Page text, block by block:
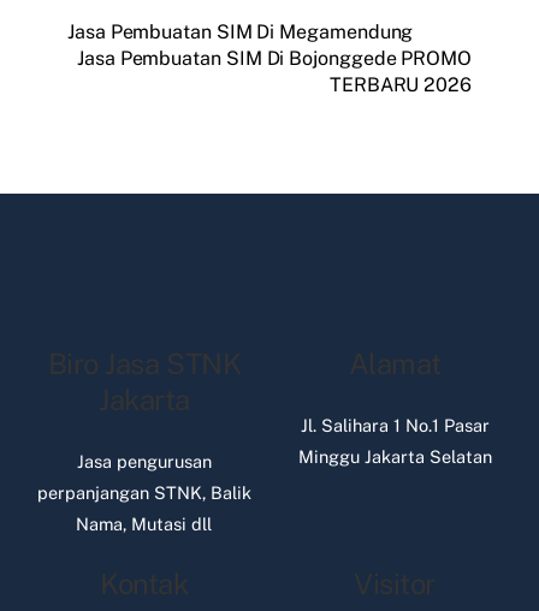
Jasa Pembuatan SIM Di Megamendung
Jasa Pembuatan SIM Di Bojonggede PROMO
TERBARU 2026
Biro Jasa STNK
Jakarta
Jasa pengurusan
perpanjangan STNK, Balik
Nama, Mutasi dll
Alamat
Jl. Salihara 1 No.1 Pasar
Minggu Jakarta Selatan
Kontak Visitor